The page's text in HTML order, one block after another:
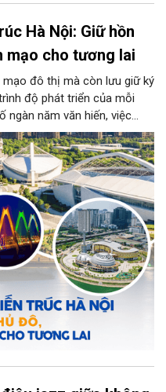
Hà Nội: Giữ hồn
mạo cho tương lai
đô thị mà còn lưu giữ ký
độ phát triển của mỗi
ngàn năm văn hiến, việc
với không gian lịch sử,
ngũ kiến trúc sư trong bảo
để xây dựng Thủ đô
ứng yêu cầu phát triển